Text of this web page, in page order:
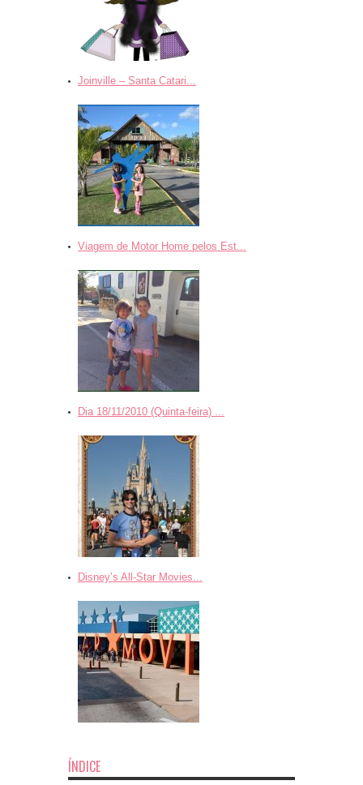
Joinville – Santa Catari...
Viagem de Motor Home pelos Est...
Dia 18/11/2010 (Quinta-feira) ...
Disney’s All-Star Movies...
ÍNDICE